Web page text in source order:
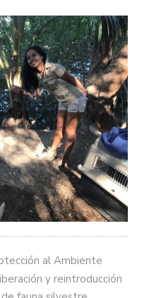
al Ambiente
y reintroducción